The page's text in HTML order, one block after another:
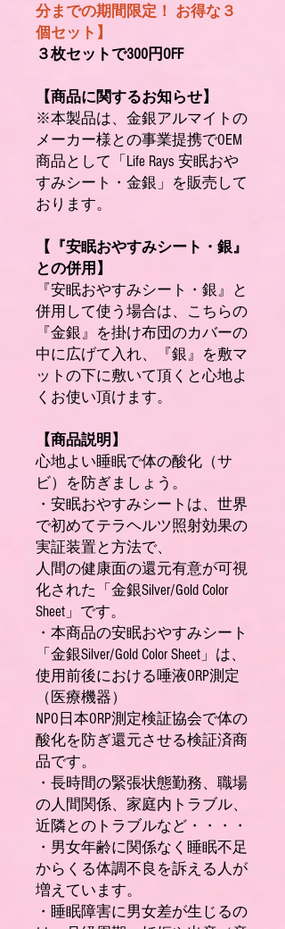
分までの期間限定！ お得な３
個セット】
３枚セットで300円OFF
【商品に関するお知らせ】
※本製品は、金銀アルマイトの
メーカー様との事業提携でOEM
商品として「Life Rays 安眠おや
すみシート・金銀」を販売して
おります。
【『安眠おやすみシート・銀』
との併用】
『安眠おやすみシート・銀』と
併用して使う場合は、こちらの
『金銀』を掛け布団のカバーの
中に広げて入れ、『銀』を敷マ
ットの下に敷いて頂くと心地よ
くお使い頂けます。
【商品説明】
心地よい睡眠で体の酸化（サ
ビ）を防ぎましょう。
・安眠おやすみシートは、世界
で初めてテラヘルツ照射効果の
実証装置と方法で、
人間の健康面の還元有意が可視
化された「金銀Silver/Gold Color
Sheet」です。
・本商品の安眠おやすみシート
「金銀Silver/Gold Color Sheet」は、
使用前後における唾液ORP測定
（医療機器）
NPO 日本ORP測定検証協会で体の
酸化を防ぎ還元させる検証済商
品です。
・長時間の緊張状態勤務、職場
の人間関係、家庭内トラブル、
近隣とのトラブルなど・・・・
・男女年齢に関係なく睡眠不足
からくる体調不良を訴える人が
増えています。
・睡眠障害に男女差が生じるの